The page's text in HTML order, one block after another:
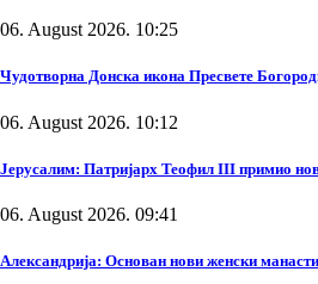
06. August 2026. 10:25
Чудотворна Донска икона Пресвете
06. August 2026. 10:12
Јерусалим: Патријарх Теофил III примио
06. August 2026. 09:41
Александрија: Основан нови женски